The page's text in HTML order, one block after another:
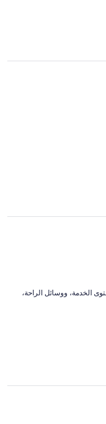
عناصر نالت الإعجاب: ⁦النظافة⁩، و⁦العاملون ومستوى الخدمة⁩، و⁦وسائل الراحة⁩،